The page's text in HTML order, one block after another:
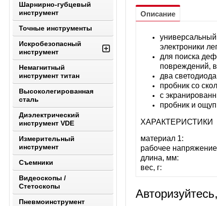
Шарнирно-губцевый
инструмент
Точные инструменты
Искробезопасный
инструмент
Немагнитный
инструмент титан
Высоколегированная
сталь
Диэлектрический
инструмент VDE
Измерительный
инструмент
Съемники
Видеоскопы /
Стетоскопы
Пневмоинструмент
Описание
электроники
для поиска
повреждений,
два
пробник со
с
пробник и
ХАРАКТЕРИСТИКИ
материал 1:
рабочее
длина, мм:
вес, г: